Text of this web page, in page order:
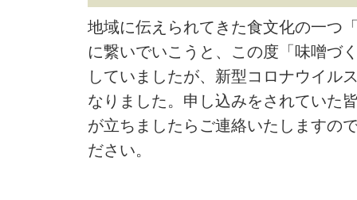
地域に伝えられてきた食文化の一つ
に繋いでいこうと、この度「味噌づ
していましたが、新型コロナウイル
なりました。申し込みをされていた
が立ちましたらご連絡いたしますの
ださい。